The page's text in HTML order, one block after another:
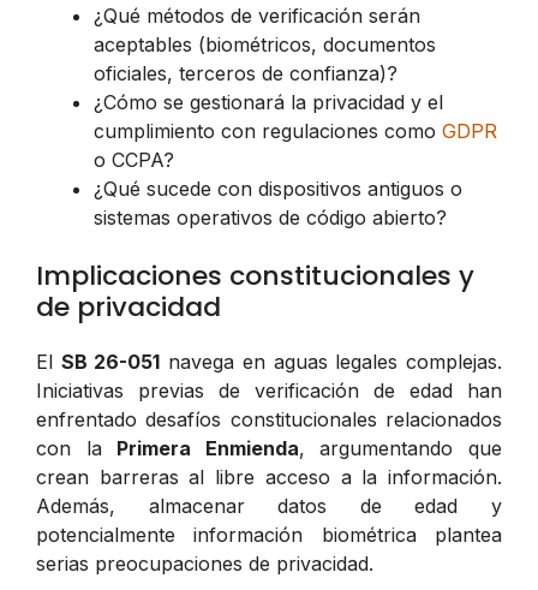
¿Qué métodos de verificación serán
aceptables (biométricos, documentos
oficiales, terceros de confianza)?
¿Cómo se gestionará la privacidad y el
cumplimiento con regulaciones como GDPR
o CCPA?
¿Qué sucede con dispositivos antiguos o
sistemas operativos de código abierto?
Implicaciones constitucionales y
de privacidad
El SB 26-051 navega en aguas legales complejas.
Iniciativas previas de verificación de edad han
enfrentado desafíos constitucionales relacionados
con la Primera Enmienda, argumentando que
crean barreras al libre acceso a la información.
Además, almacenar datos de edad y
potencialmente información biométrica plantea
serias preocupaciones de privacidad.